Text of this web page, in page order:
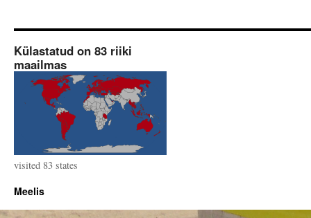
Külastatud on 83 riiki
maailmas
visited 83 states
Meelis